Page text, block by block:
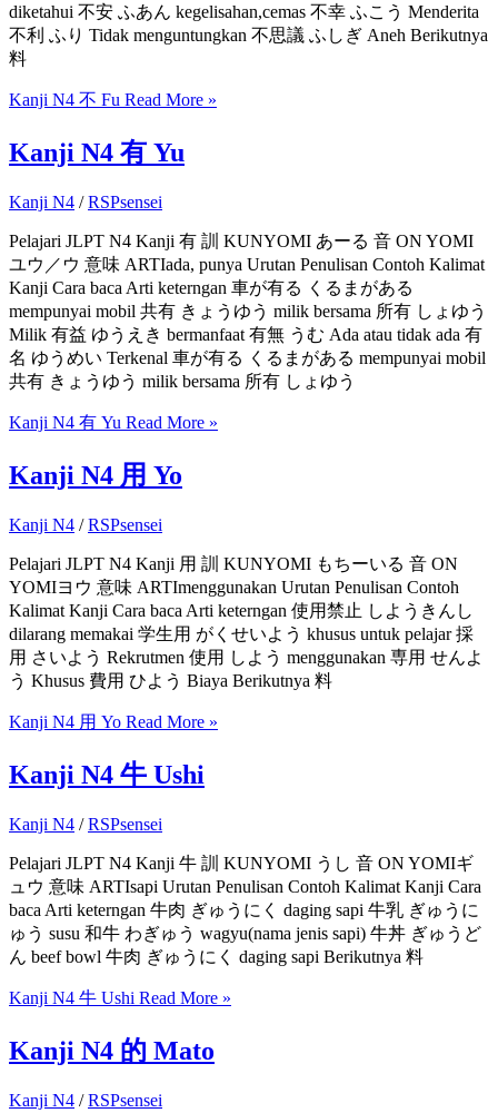
diketahui 不安 ふあん kegelisahan,cemas 不幸 ふこう Menderita
不利 ふり Tidak menguntungkan 不思議 ふしぎ Aneh Berikutnya
料
Kanji N4 不 Fu Read More »
Kanji N4 有 Yu
Kanji N4 /RSPsensei
Pelajari JLPT N4 Kanji 有 訓 KUNYOMI あーる 音 ON YOMI
ユウ／ウ 意味 ARTIada, punya Urutan Penulisan Contoh Kalimat
Kanji Cara baca Arti keterngan 車が有る くるまがある
mempunyai mobil 共有 きょうゆう milik bersama 所有 しょゆう
Milik 有益 ゆうえき bermanfaat 有無 うむ Ada atau tidak ada 有
名 ゆうめい Terkenal 車が有る くるまがある mempunyai mobil
共有 きょうゆう milik bersama 所有 しょゆう
Kanji N4 有 Yu Read More »
Kanji N4 用 Yo
Kanji N4 /RSPsensei
Pelajari JLPT N4 Kanji 用 訓 KUNYOMI もちーいる 音 ON
YOMIヨウ 意味 ARTImenggunakan Urutan Penulisan Contoh
Kalimat Kanji Cara baca Arti keterngan 使用禁止 しようきんし
dilarang memakai 学生用 がくせいよう khusus untuk pelajar 採
用 さいよう Rekrutmen 使用 しよう menggunakan 専用 せんよ
う Khusus 費用 ひよう Biaya Berikutnya 料
Kanji N4 用 Yo Read More »
Kanji N4 牛 Ushi
Kanji N4 /RSPsensei
Pelajari JLPT N4 Kanji 牛 訓 KUNYOMI うし 音 ON YOMIギ
ュウ 意味 ARTIsapi Urutan Penulisan Contoh Kalimat Kanji Cara
baca Arti keterngan 牛肉 ぎゅうにく daging sapi 牛乳 ぎゅうに
ゅう susu 和牛 わぎゅう wagyu(nama jenis sapi) 牛丼 ぎゅうど
ん beef bowl 牛肉 ぎゅうにく daging sapi Berikutnya 料
Kanji N4 牛 Ushi Read More »
Kanji N4 的 Mato
Kanji N4 /RSPsensei